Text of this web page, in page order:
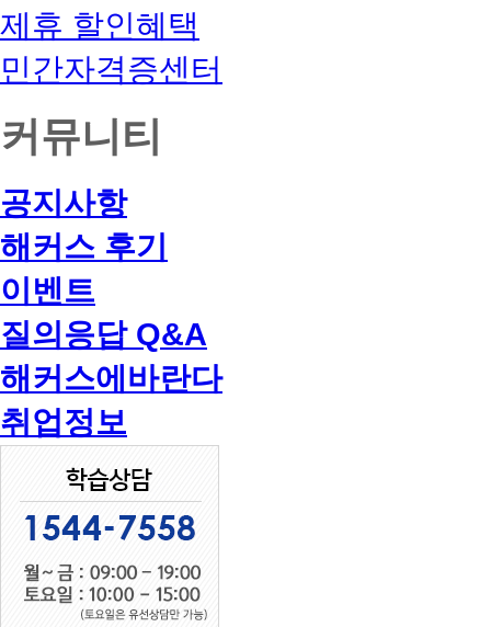
제휴 할인혜택
민간자격증센터
커뮤니티
공지사항
해커스 후기
이벤트
질의응답 Q&A
해커스에바란다
취업정보